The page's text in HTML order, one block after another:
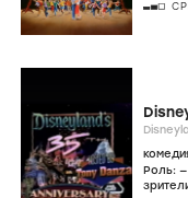
Роль: —